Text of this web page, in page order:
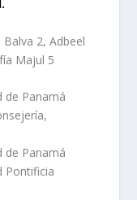
Balva 2, Adbeel
Majul 5
de Panamá
de Panamá
Pontificia